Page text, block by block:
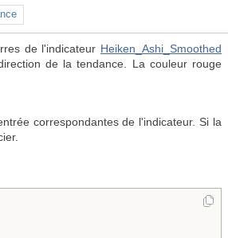
de l'indicateur Heiken_Ashi_Smoothed
de la tendance. La couleur rouge
correspondantes de l'indicateur. Si la